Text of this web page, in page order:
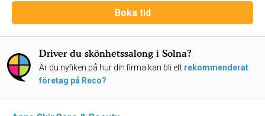
Boka tid
Driver du skönhetssalong i Solna?
Är du nyfiken på hur din firma kan bli ett rekommenderat
företag på Reco?